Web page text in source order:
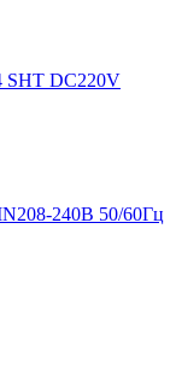
SHT DC220V
240В 50/60Гц